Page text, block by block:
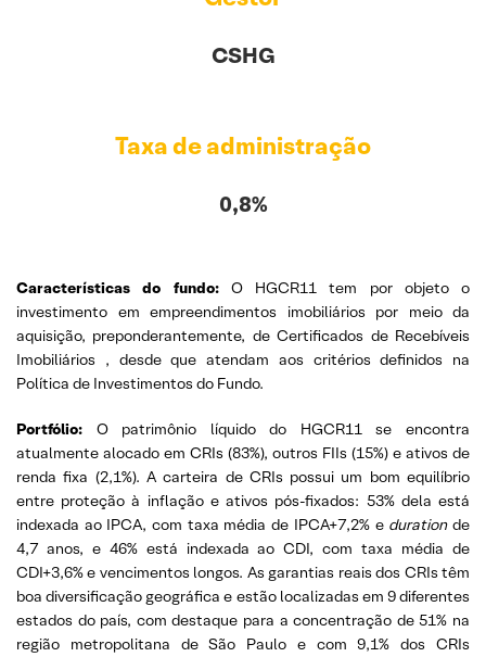
CSHG
Taxa de administração
0,8%
Características do fundo: O HGCR11 tem por objeto o
investimento em empreendimentos imobiliários por meio da
aquisição, preponderantemente, de Certificados de Recebíveis
Imobiliários , desde que atendam aos critérios definidos na
Política de Investimentos do Fundo.
Portfólio:
O patrimônio líquido do HGCR11 se encontra
atualmente alocado em CRIs (83%), outros FIIs (15%) e ativos de
renda fixa (2,1%). A carteira de CRIs possui um bom equilíbrio
entre proteção à inflação e ativos pós-fixados: 53% dela está
indexada ao IPCA, com taxa média de IPCA+7,2% e durationde
4,7 anos, e 46% está indexada ao CDI, com taxa média de
CDI+3,6% e vencimentos longos. As garantias reais dos CRIs têm
boa diversificação geográfica e estão localizadas em 9 diferentes
estados do país, com destaque para a concentração de 51% na
região metropolitana de São Paulo e com 9,1% dos CRIs